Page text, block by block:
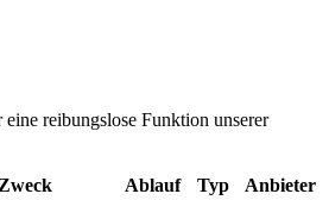
reibungslose Funktion unserer
Zweck Ablauf Typ Anbieter